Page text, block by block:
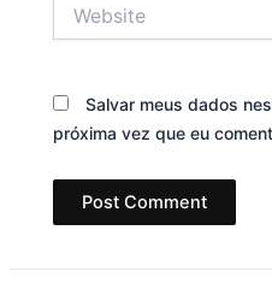
Salvar meus dados
próxima vez que eu